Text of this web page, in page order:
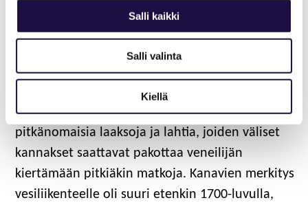
Salli kaikki
Salli valinta
Kiellä
Kukonharjun 800 m pitkä kanava on osittain
louhittu kiillegneissikallioon, osittain
pengerretty. Kanava havainnollistaa osuvasti
kanavien tarpeellisuutta Saimaan alueella:
alueella on paljon samansuuntaisia kallioperän
ruhjeita, jotka muodostavat maastossa
pitkänomaisia laaksoja ja lahtia, joiden väliset
kannakset saattavat pakottaa veneilijän
kiertämään pitkiäkin matkoja. Kanavien merkitys
vesiliikenteelle oli suuri etenkin 1700-luvulla,